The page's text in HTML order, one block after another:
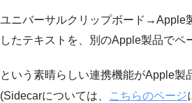
ユニバーサルクリップボード→Apple
したテキストを、別のApple製品でペ
という素晴らしい連携機能がApple製
(Sidecarについては、
こちらのページ